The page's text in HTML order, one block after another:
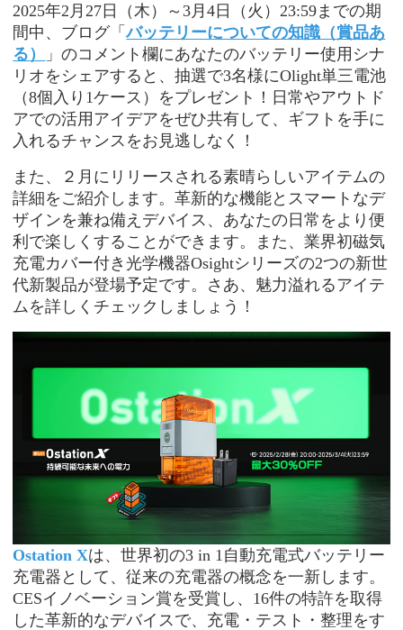
2025年2月27日（木）～3月4日（火）23:59までの期
間中、ブログ「バッテリーについての知識（賞品あ
る）
」のコメント欄にあなたのバッテリー使用シナ
リオをシェアすると、抽選で3名様にOlight単三電池
（8個入り1ケース）をプレゼント！日常やアウトド
アでの活用アイデアをぜひ共有して、ギフトを手に
入れるチャンスをお見逃しなく！
また、２月にリリースされる素晴らしいアイテムの
詳細をご紹介します。革新的な機能とスマートなデ
ザインを兼ね備えデバイス、あなたの日常をより便
利で楽しくすることができます。また、業界初磁気
充電カバー付き光学機器Osightシリーズの2つの新世
代新製品が登場予定です。さあ、魅力溢れるアイテ
ムを詳しくチェックしましょう！
Ostation Xは、世界初の3 in 1自動充電式バッテリー
充電器として、従来の充電器の概念を一新します。
CESイノベーション賞を受賞し、16件の特許を取得
した革新的なデバイスで、充電・テスト・整理をす